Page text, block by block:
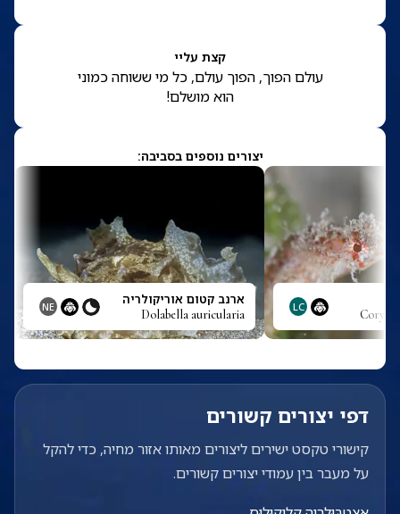
קצת עליי
עולם הפוך, הפוך עולם, כל מי ששוחה כמוני
הוא מושלם!
יצורים נוספים בסביבה:
LC ארנב קטום אוריקולריה
Dolabella auricularia
NE
דפי יצורים קשורים
קישורי טקסט ישירים ליצורים מאותו אזור מחיה, כדי להקל
על מעבר בין עמודי יצורים קשורים.